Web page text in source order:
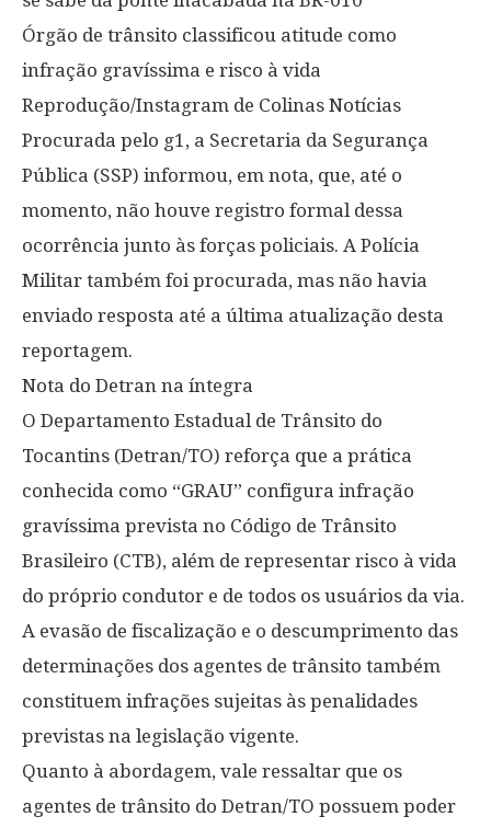
Órgão de trânsito classificou atitude como
infração gravíssima e risco à vida
Reprodução/Instagram de Colinas Notícias
Procurada pelo g1, a Secretaria da Segurança
Pública (SSP) informou, em nota, que, até o
momento, não houve registro formal dessa
ocorrência junto às forças policiais. A Polícia
Militar também foi procurada, mas não havia
enviado resposta até a última atualização desta
reportagem.
Nota do Detran na íntegra
O Departamento Estadual de Trânsito do
Tocantins (Detran/TO) reforça que a prática
conhecida como “GRAU” configura infração
gravíssima prevista no Código de Trânsito
Brasileiro (CTB), além de representar risco à vida
do próprio condutor e de todos os usuários da via.
A evasão de fiscalização e o descumprimento das
determinações dos agentes de trânsito também
constituem infrações sujeitas às penalidades
previstas na legislação vigente.
Quanto à abordagem, vale ressaltar que os
agentes de trânsito do Detran/TO possuem poder